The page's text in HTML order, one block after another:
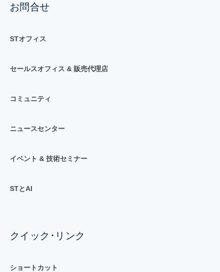
お問合せ
STオフィス
セールスオフィス & 販売代理店
コミュニティ
ニュースセンター
イベント & 技術セミナー
STとAI
クイック･リンク
ショートカット